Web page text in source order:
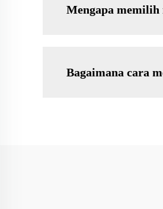
Mengapa
Bagaimana cara